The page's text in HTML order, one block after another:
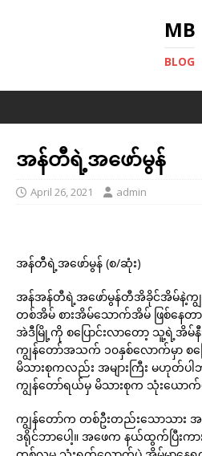
MB
BLOG
အန်တီရဲ့အဖော်မွန်
April 26, 2021 admin
အန်တီရဲ့အဖော်မွန် (စ/ဆုံး)
အန်အန်တီရဲ့အဖော်မွန်တီအိခိုင်အိမ်နဲ့
တစ်အိမ် စားအိမ်သောက်အိမ် ဖြစ်နေတာ
အဲဒီမြို့ကို စပြောင်းလာတော့ သူ့ရဲ့အိမ်နီ
ကျွန်တော်အသက် ၁၀နှစ်လောက်မှာ စပ
မိသားစုကလည်း အများကြီး မဟုတ်ပ
ကျွန်တော်ရယ်မှ မိသားစုက သုံးယော
ကျွန်တော်က တစ်ဦးတည်းသောသား
ဒရိုင်ဘာပေါ့။ အဖေက နယ်ထွက်ပြီးကား